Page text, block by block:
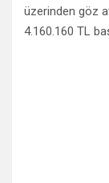
üzerinden göz
4.160.160 TL